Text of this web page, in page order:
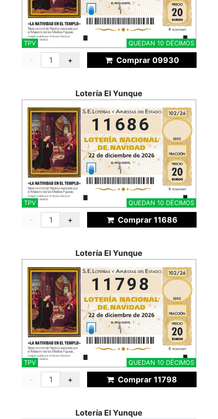
QUEDAN 10 DÉCIMOS
TPV
- + Comprar 09930
Lotería El Yunque
11686
QUEDAN 10 DÉCIMOS
TPV
- + Comprar 11686
Lotería El Yunque
11798
QUEDAN 10 DÉCIMOS
TPV
- + Comprar 11798
Lotería El Yunque